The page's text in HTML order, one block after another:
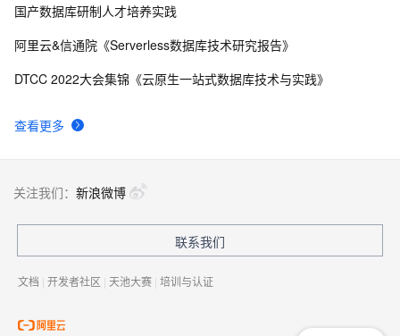
查看更多
国产数据库研制人才培养实践
阿里云&信通院《Serverless数据库技术研究报告》
DTCC 2022大会集锦《云原生一站式数据库技术与实践》
关注我们： 新浪微博
联系我们
文档 | 开发者社区 | 天池大赛 | 培训与认证